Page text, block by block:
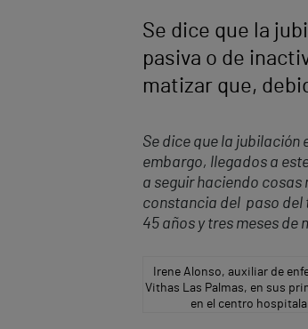
Se dice que la
pasiva o de
matizar que,
Se dice que la
embargo, llegados a
a seguir haciendo cosas
constancia del paso del
45 años y tres meses de
Irene Alonso, auxiliar de
Vithas Las Palmas, en sus
en el centro